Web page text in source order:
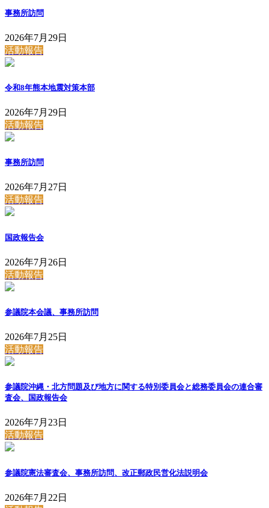
事務所訪問
2026年7月29日
活動報告
令和8年熊本地震対策本部
2026年7月29日
活動報告
事務所訪問
2026年7月27日
活動報告
国政報告会
2026年7月26日
活動報告
参議院本会議、事務所訪問
2026年7月25日
活動報告
参議院沖縄・北方問題及び地方に関する特別委員会と総務委員会の連合審
査会、国政報告会
2026年7月23日
活動報告
参議院憲法審査会、事務所訪問、改正郵政民営化法説明会
2026年7月22日